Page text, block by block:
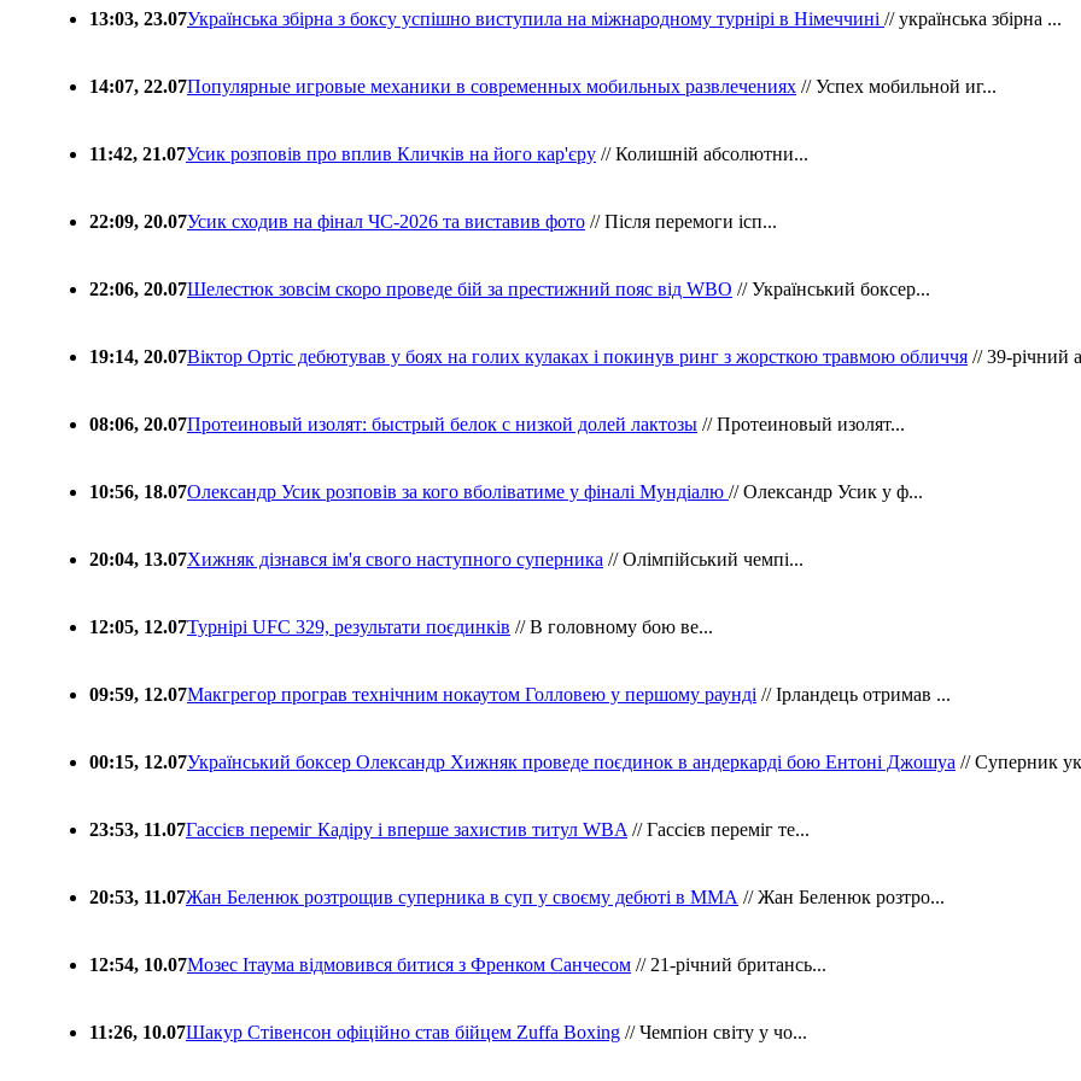
13:03, 23.07Українська збірна з боксу успішно виступила на міжнародному турнірі в Німеччині // українська збірна ...
14:07, 22.07Популярные игровые механики в современных мобильных развлечениях // Успех мобильной иг...
11:42, 21.07Усик розповів про вплив Кличків на його кар'єру // Колишній абсолютни...
22:09, 20.07Усик сходив на фінал ЧС-2026 та виставив фото // Після перемоги ісп...
22:06, 20.07Шелестюк зовсім скоро проведе бій за престижний пояс від WBO // Український боксер...
19:14, 20.07Віктор Ортіс дебютував у боях на голих кулаках і покинув ринг з жорсткою травмою обличчя // 39-річний
08:06, 20.07Протеиновый изолят: быстрый белок с низкой долей лактозы // Протеиновый изолят...
10:56, 18.07Олександр Усик розповів за кого вболіватиме у фіналі Мундіалю // Олександр Усик у ф...
20:04, 13.07Хижняк дізнався ім'я свого наступного суперника // Олімпійський чемпі...
12:05, 12.07Турнірі UFC 329, результати поєдинків // В головному бою ве...
09:59, 12.07Макгрегор програв технічним нокаутом Голловею у першому раунді // Ірландець отримав ...
00:15, 12.07Український боксер Олександр Хижняк проведе поєдинок в андеркарді бою Ентоні Джошуа // Суперник
23:53, 11.07Гассієв переміг Кадіру і вперше захистив титул WBA // Гассієв переміг те...
20:53, 11.07Жан Беленюк розтрощив суперника в суп у своєму дебюті в ММА // Жан Беленюк розтро...
12:54, 10.07Мозес Ітаума відмовився битися з Френком Санчесом // 21-річний британсь...
11:26, 10.07Шакур Стівенсон офіційно став бійцем Zuffa Boxing // Чемпіон світу у чо...